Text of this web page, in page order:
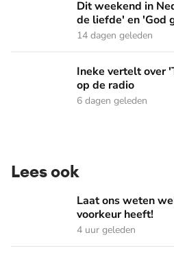
Dit weekend in Nederland
Dit weekend in
de liefde' en 'God
14 dagen geleden
Ineke vertelt over 'Toekomst
Ineke vertelt over
op de radio
6 dagen geleden
Lees ook
Laat ons weten welke Psalm
Laat ons weten
voorkeur heeft!
4 uur geleden